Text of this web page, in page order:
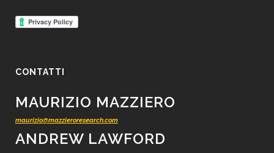
CONTATTI
MAURIZIO MAZZIERO
maurizio@mazzieroresearch.com
ANDREW LAWFORD